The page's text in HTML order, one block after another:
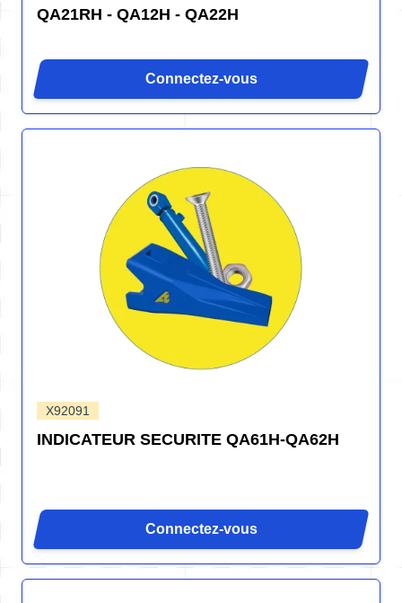
QA21RH - QA12H - QA22H
Connectez-vous
X92091
INDICATEUR SECURITE QA61H-QA62H
Connectez-vous